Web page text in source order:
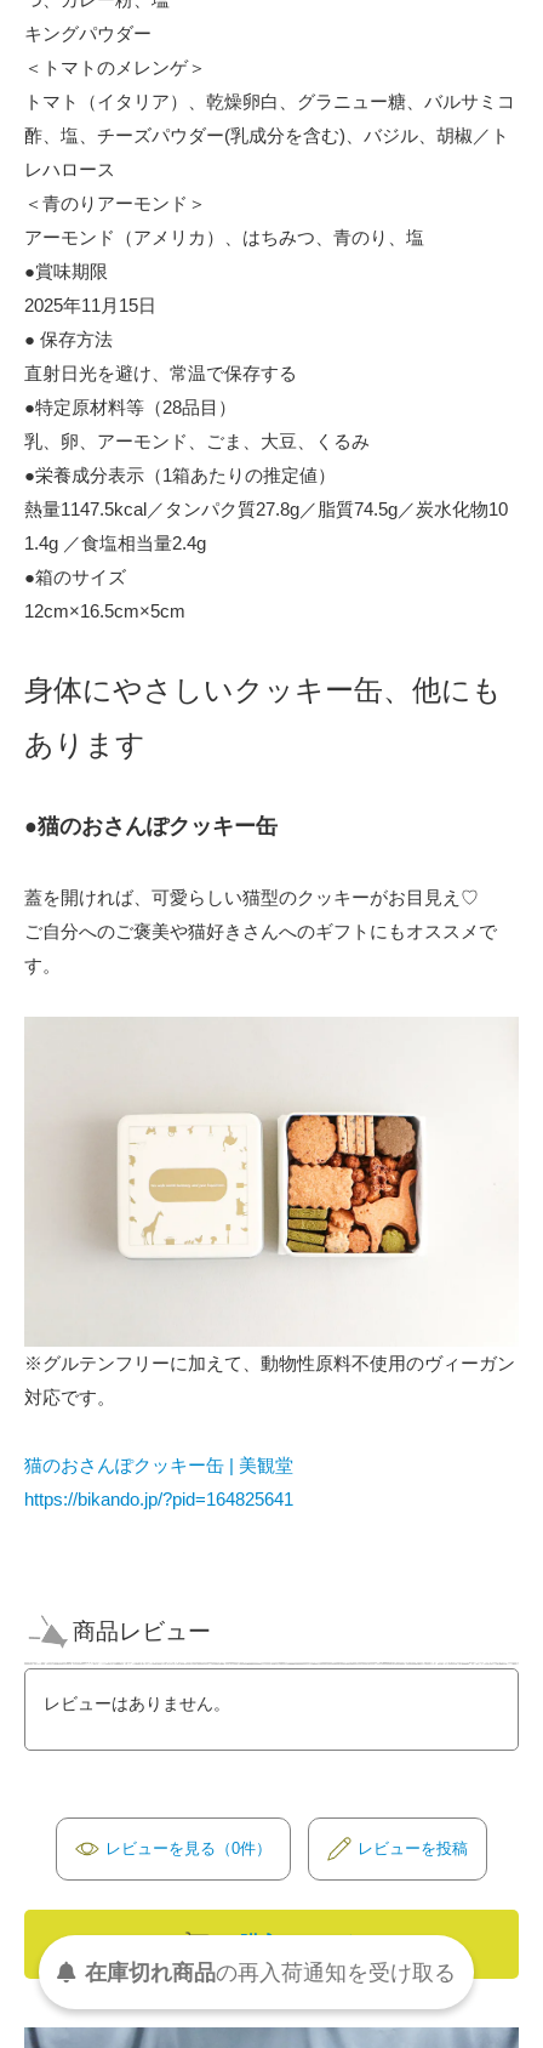
キングパウダー
＜トマトのメレンゲ＞
トマト（イタリア）、乾燥卵白、グラニュー糖、バルサミコ
酢、塩、チーズパウダー(乳成分を含む)、バジル、胡椒／ト
レハロース
＜青のりアーモンド＞
アーモンド（アメリカ）、はちみつ、青のり、塩
●賞味期限
2025年11月15日
● 保存方法
直射日光を避け、常温で保存する
●特定原材料等（28品目）
乳、卵、アーモンド、ごま、大豆、くるみ
●栄養成分表示（1箱あたりの推定値）
熱量1147.5kcal／タンパク質27.8g／脂質74.5g／炭水化物10
1.4g ／食塩相当量2.4g
●箱のサイズ
12cm×16.5cm×5cm
身体にやさしいクッキー缶、他にも
あります
●猫のおさんぽクッキー缶
蓋を開ければ、可愛らしい猫型のクッキーがお目見え♡
ご自分へのご褒美や猫好きさんへのギフトにもオススメで
す。
※グルテンフリーに加えて、動物性原料不使用のヴィーガン
対応です。
猫のおさんぽクッキー缶 | 美観堂
https://bikando.jp/?pid=164825641
商品レビュー
レビューはありません。
レビューを見る（0件） レビューを投稿
在庫切れ商品の再入荷通知を受け取る